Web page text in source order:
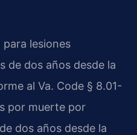
lesiones
de dos años desde la
al Va. Code § 8.01-
por muerte por
dos años desde la